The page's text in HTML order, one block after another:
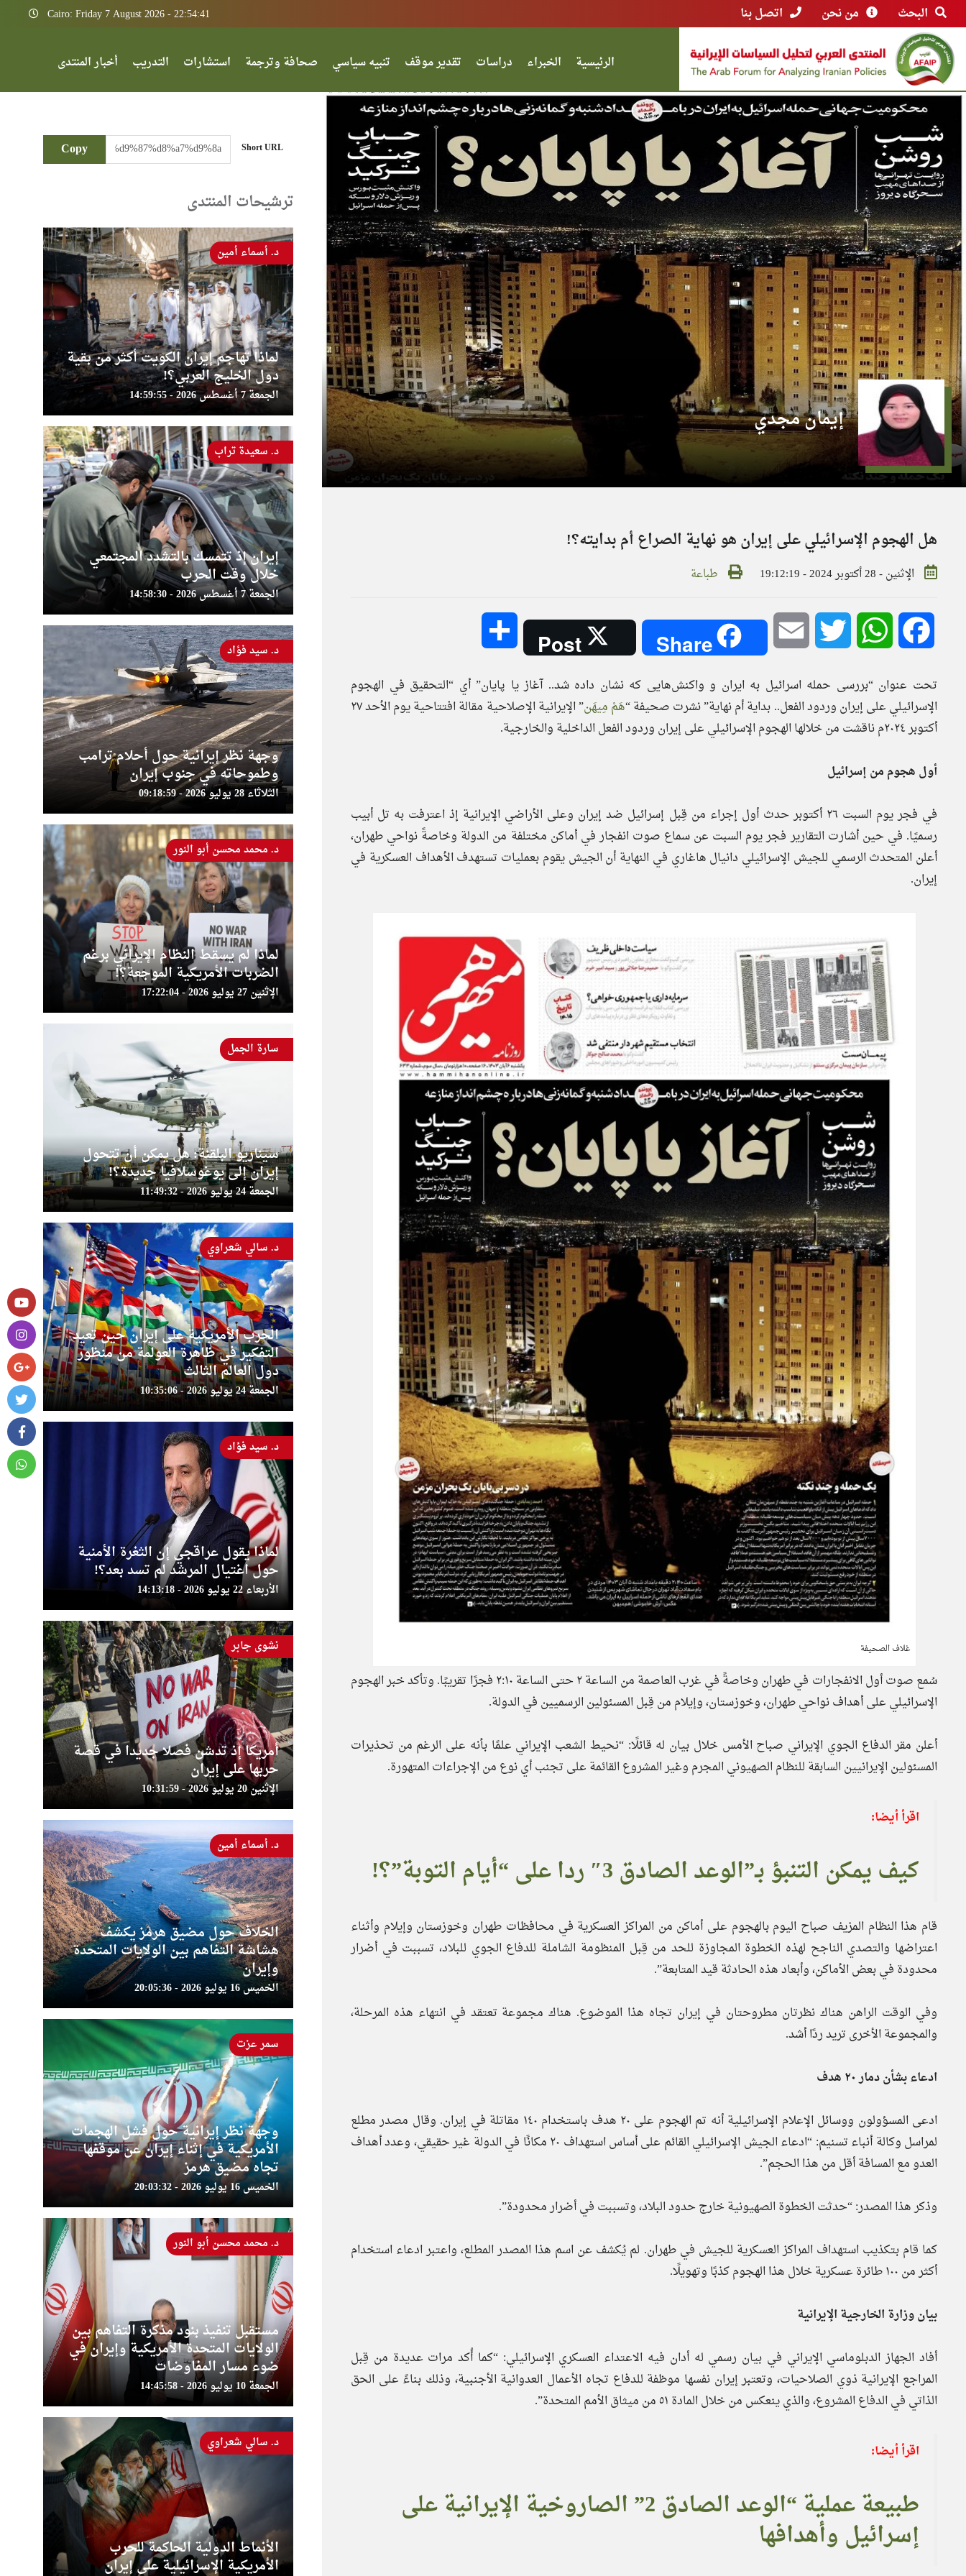
البحث من نحن اتصل بنا Cairo: Friday 7 August 2026 - 22:54:41
الرئيسية الخبراء دراسات تقدير موقف تنبيه سياسي صحافة وترجمة استشارات التدريب أخبار المنتدى
إيمان مجدي
هل الهجوم الإسرائيلي على إيران هو نهاية الصراع أم بدايته؟!
الإثنين - 28 أكتوبر 2024 - 19:12:19 طباعة
Facebook
WhatsApp
Twitter
Email
Share
Post
تحت عنوان “بررسی حمله اسرائیل به ایران و واکنش‌هایی که نشان داده شد.. آغاز يا پایان” أي “التحقيق في الهجوم
الإسرائيلي على إيران وردود الفعل.. بداية أم نهاية” نشرت صحيفة “هَمْ مِيهَن
” الإيرانية الإصلاحية مقالة افتتاحية يوم الأحد ٢٧
أكتوبر ٢٠٢٤م ناقشت من خلالها الهجوم الإسرائيلي على إيران وردود الفعل الداخلية والخارجية.
أول هجوم من إسرائيل
في فجر يوم السبت ٢٦ أكتوبر حدث أول إجراء من قِبل إسرائيل ضد إيران وعلى الأراضي الإيرانية إذ اعترفت به تل أبيب
رسميًا. في حين أشارت التقارير فجر يوم السبت عن سماع صوت انفجار في أماكن مختلفة من الدولة وخاصةً نواحي طهران،
أعلن المتحدث الرسمي للجيش الإسرائيلي دانيال هاغاري في النهاية أن الجيش يقوم بعمليات تستهدف الأهداف العسكرية في
إيران.
غلاف الصحيفة
سُمع صوت أول الانفجارات في طهران وخاصةً في غرب العاصمة من الساعة ٢ حتى الساعة ٢:١٠ فجرًا تقريبًا. وتأكد خبر الهجوم
الإسرائيلي على أهداف نواحي طهران، وخوزستان، وإيلام من قِبل المسئولين الرسميين في الدولة.
أعلن مقر الدفاع الجوي الإيراني صباح الأمس خلال بيان له قائلًا: “نحيط الشعب الإيراني علمًا بأنه على الرغم من تحذيرات
المسئولين الإيرانيين السابقة للنظام الصهيوني المجرم وغير المشروع القائمة على تجنب أي نوع من الإجراءات المتهورة.
اقرأ أيضا:
كيف يمكن التنبؤ بـ”الوعد الصادق 3″ ردا على “أيام التوبة”؟!
قام هذا النظام المزيف صباح اليوم بالهجوم على أماكن من المراكز العسكرية في محافظات طهران وخوزستان وإيلام وأثناء
اعتراضها والتصدي الناجح لهذه الخطوة المجاوزة للحد من قِبل المنظومة الشاملة للدفاع الجوي للبلاد، تسببت في أضرار
محدودة في بعض الأماكن، وأبعاد هذه الحادثة قيد المتابعة”.
وفي الوقت الراهن هناك نظرتان مطروحتان في إيران تجاه هذا الموضوع. هناك مجموعة تعتقد في انتهاء هذه المرحلة،
والمجموعة الأخرى تريد ردًا أشد.
ادعاء بشأن دمار ٢٠ هدف
ادعى المسؤولون ووسائل الإعلام الإسرائيلية أنه تم الهجوم على ٢٠ هدف باستخدام ١٤٠ مقاتلة في إيران. وقال مصدر مطلع
لمراسل وكالة أنباء تسنيم: “ادعاء الجيش الإسرائيلي القائم على أساس استهداف ٢٠ مكانًا في الدولة غير حقيقي، وعدد أهداف
العدو مع المسافة أقل من هذا الحجم”.
وذكر هذا المصدر: “حدثت الخطوة الصهيونية خارج حدود البلاد، وتسببت في أضرار محدودة”.
كما قام بتكذيب استهداف المراكز العسكرية للجيش في طهران. لم يُكشف عن اسم هذا المصدر المطلع، واعتبر ادعاء استخدام
أكثر من ١٠٠ طائرة عسكرية خلال هذا الهجوم كذبًا وتهويلًا.
بيان وزارة الخارجية الإيرانية
أفاد الجهاز الدبلوماسي الإيراني في بيان رسمي له أدان فيه الاعتداء العسكري الإسرائيلي: “كما أُكد مرات عديدة من قِبل
المراجع الإيرانية ذوي الصلاحيات، وتعتبر إيران نفسها موظفة للدفاع تجاه الأعمال العدوانية الأجنبية، وذلك بناءً على الحق
الذاتي في الدفاع المشروع، والذي ينعكس من خلال المادة ٥١ من ميثاق الأمم المتحدة”.
اقرأ أيضا:
طبيعة عملية “الوعد الصادق 2” الصاروخية الإيرانية على
إسرائيل وأهدافها
Short URL
Copy
ترشيحات المنتدى
لماذا تهاجم إيران الكويت أكثر من بقية
دول الخليج العربي؟!
الجمعة 7 أغسطس 2026 - 14:59:55
د. أسماء أمين
إيران إذ تتمسك بالتشدد المجتمعي
خلال وقت الحرب
الجمعة 7 أغسطس 2026 - 14:58:30
د. سعيدة تراب
وجهة نظر إيرانية حول أحلام ترامب
وطموحاته في جنوب إيران
الثلاثاء 28 يوليو 2026 - 09:18:59
د. سيد فؤاد
لماذا لم يسقط النظام الإيراني برغم
الضربات الأمريكية الموجعة؟!
الإثنين 27 يوليو 2026 - 17:22:04
د. محمد محسن أبو النور
سيناريو البلقنة: هل يمكن أن تتحول
إيران إلى يوغوسلافيا جديدة؟!
الجمعة 24 يوليو 2026 - 11:49:32
سارة الجمل
الحرب الأمريكية على إيران حين تعيد
التفكير في ظاهرة العولمة من منظور
دول العالم الثالث
الجمعة 24 يوليو 2026 - 10:35:06
د. سالي شعراوي
لماذا يقول عراقجي إن الثغرة الأمنية
حول اغتيال المرشد لم تسد بعد؟!
الأربعاء 22 يوليو 2026 - 14:13:18
د. سيد فؤاد
أمريكا إذ تدشن فصلا جديدا في قصة
حربها على إيران
الإثنين 20 يوليو 2026 - 10:31:59
نشوى جابر
الخلاف حول مضيق هرمز يكشف
هشاشة التفاهم بين الولايات المتحدة
وإيران
الخميس 16 يوليو 2026 - 20:05:36
د. أسماء أمين
وجهة نظر إيرانية حول فشل الهجمات
الأمريكية في إثناء إيران عن موقفها
تجاه مضيق هرمز
الخميس 16 يوليو 2026 - 20:03:32
سمر عزت
مستقبل تنفيذ بنود مذكرة التفاهم بين
الولايات المتحدة الأمريكية وإيران في
ضوء مسار المفاوضات
الجمعة 10 يوليو 2026 - 14:45:58
د. محمد محسن أبو النور
الأنماط الدولية الحاكمة للحرب
الأمريكية الإسرائيلية على إيران
د. سالي شعراوي